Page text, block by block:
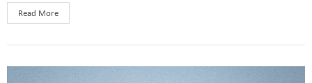
Read More